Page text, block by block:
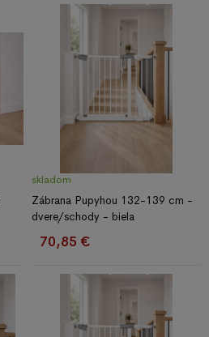
skladom
Zábrana Pupyhou 132-139 cm -
dvere/schody - biela
70,85 €